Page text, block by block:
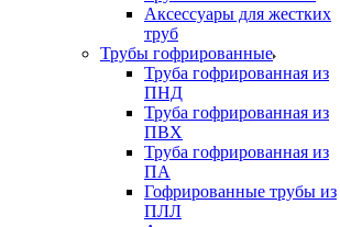
Аксессуары для жестких
труб
Трубы гофрированные
Труба гофрированная из
ПНД
Труба гофрированная из
ПВХ
Труба гофрированная из
ПА
Гофрированные трубы из
ПЛЛ